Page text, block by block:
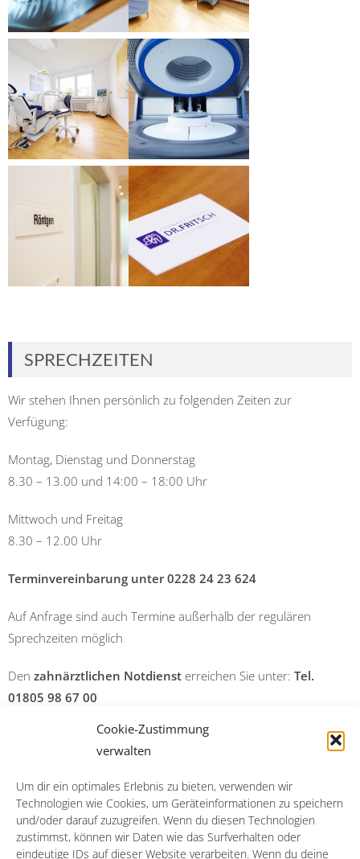
Cookie-Zustimmung
verwalten
Um dir ein optimales Erlebnis zu bieten, verwenden wir
Technologien wie Cookies, um Geräteinformationen zu speichern
und/oder darauf zuzugreifen. Wenn du diesen Technologien
zustimmst, können wir Daten wie das Surfverhalten oder
eindeutige IDs auf dieser Website verarbeiten. Wenn du deine
SPRECHZEITEN
Wir stehen Ihnen persönlich zu folgenden Zeiten zur
Verfügung:
Montag, Dienstag und Donnerstag
8.30 – 13.00 und 14:00 – 18:00 Uhr
Mittwoch und Freitag
8.30 – 12.00 Uhr
Terminvereinbarung unter 0228 24 23 624
Auf Anfrage sind auch Termine außerhalb der regulären
Sprechzeiten möglich
Den zahnärztlichen Notdienst erreichen Sie unter: Tel.
01805 98 67 00
14 Cent/Min. a. d. Festnetz; Mobilfunk abweichend
Impressum